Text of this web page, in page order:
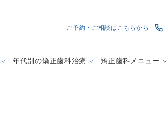
ご予約・ご相談はこちらから
年代別の矯正歯科治療 矯正歯科メニュー